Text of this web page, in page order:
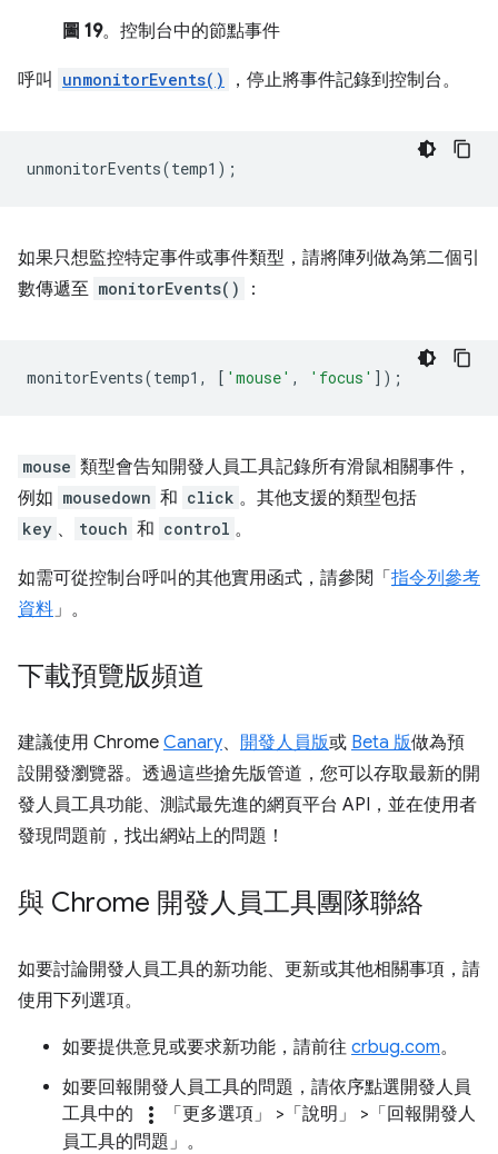
圖 19。控制台中的節點事件
呼叫 unmonitorEvents() ，停止將事件記錄到控制台。
unmonitorEvents(temp1 );
如果只想監控特定事件或事件類型，請將陣列做為第二個引
數傳遞至 monitorEvents() ：
monitorEvents(temp1 , [ 'mouse' , 'focus' ]);
mouse 類型會告知開發人員工具記錄所有滑鼠相關事件，
例如 mousedown 和 click 。其他支援的類型包括
key 、 touch 和 control 。
如需可從控制台呼叫的其他實用函式，請參閱「 指令列參考
資料」。
下載預覽版頻道
建議使用 Chrome Canary、 開發人員版或 Beta 版做為預
設開發瀏覽器。透過這些搶先版管道，您可以存取最新的開
發人員工具功能、測試最先進的網頁平台 API，並在使用者
發現問題前，找出網站上的問題！
與 Chrome 開發人員工具團隊聯絡
如要討論開發人員工具的新功能、更新或其他相關事項，請
使用下列選項。
如要提供意見或要求新功能，請前往 crbug.com。
如要回報開發人員工具的問題，請依序點選開發人員
工具中的
more_vert 「更多選項」 >「說明」
>「回報開發人
員工具的問題」 。